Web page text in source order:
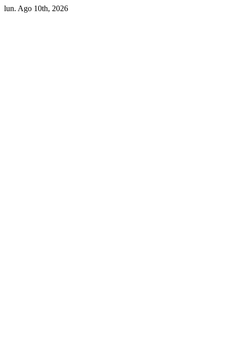
Skip
lun. Ago 10th, 2026